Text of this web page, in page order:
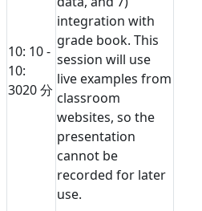
integration with
grade book. This
session will use
live examples from
classroom
websites, so the
presentation
cannot be
recorded for later
use.
10: 10 -
10:
3020 分